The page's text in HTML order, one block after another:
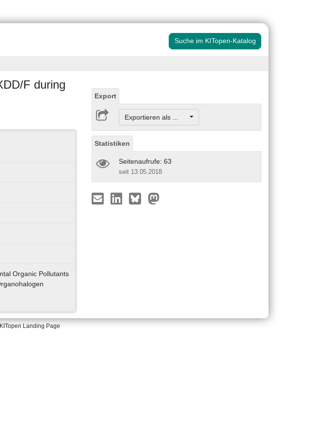
Suche im KITopen-Katalog
F during
Organic Pollutants
Export
Exportieren als ...
Statistiken
Seitenaufrufe: 63
seit 13.05.2018
KITopen Landing Page